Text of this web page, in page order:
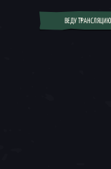
ВЕДУ ТРАНСЛЯЦИЮ